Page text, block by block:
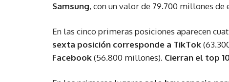
Samsung, con un valor de 79.700 millones de
En las cinco primeras posiciones aparecen
sexta posición corresponde a TikTok
Facebook(56.800 millones). Cierran el top